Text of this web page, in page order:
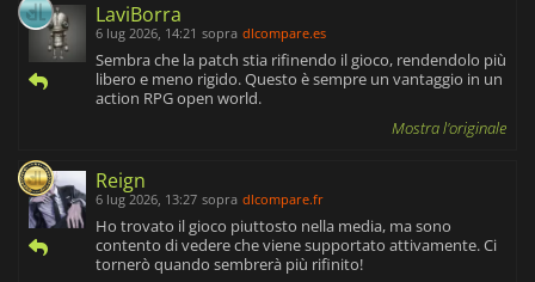
LaviBorra
6 lug 2026, 14:21 sopra dlcompare.es
Sembra che la patch stia rifinendo il gioco, rendendolo più
libero e meno rigido. Questo è sempre un vantaggio in un
action RPG open world.
Mostra l'originale
Reign
6 lug 2026, 13:27 sopra dlcompare.fr
Ho trovato il gioco piuttosto nella media, ma sono
contento di vedere che viene supportato attivamente. Ci
tornerò quando sembrerà più rifinito!